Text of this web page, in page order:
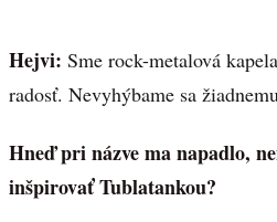
Hejvi: Sme rock-metalová
radosť. Nevyhýbame sa
Hneď pri názve ma napadlo,
inšpirovať Tublatankou?